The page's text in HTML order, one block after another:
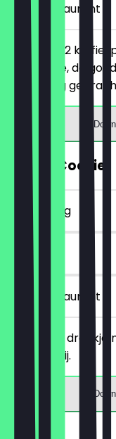
in het restaurant
Je bestelt 2
naar keuze, de
in rekening
GRATIS Cookie
~€ 1 korting
90 dagen
in het restaurant
Bestel een
cookie erbij.